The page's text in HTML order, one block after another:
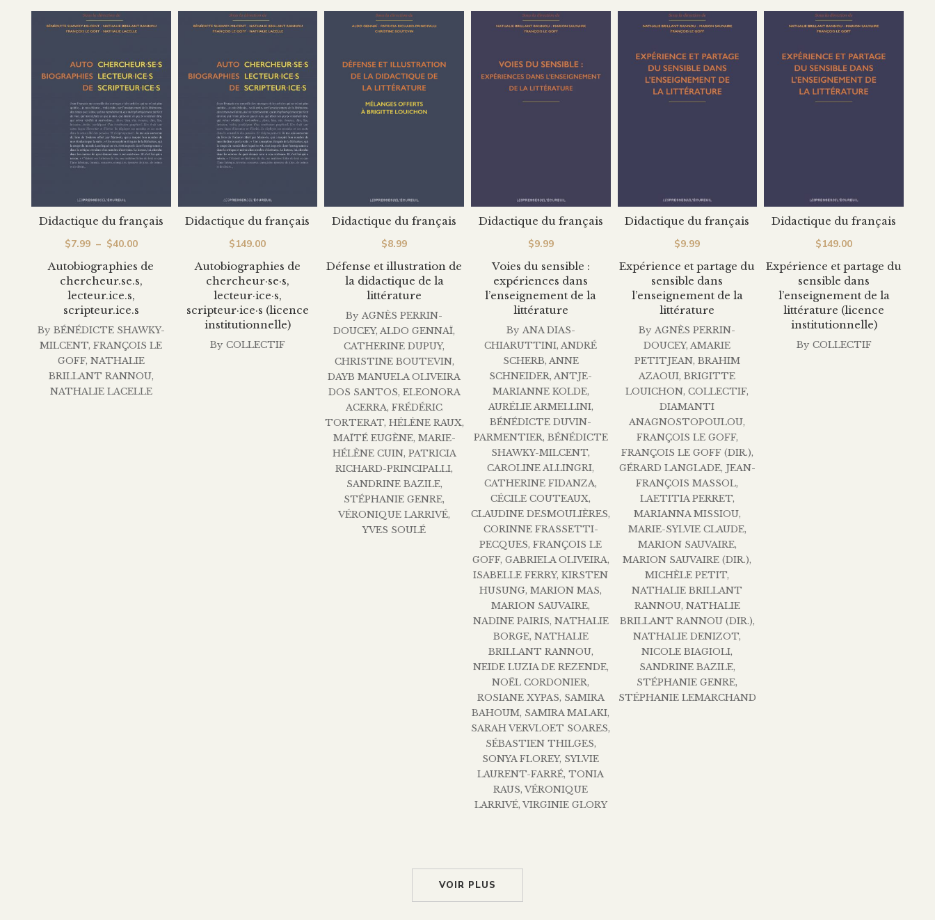
Autobiographies de
chercheur.se.s,
lecteur.ice.s,
scripteur.ice.s
Didactique du français
$7.99 – $40.00Plage
de
prix :
$40.00
By BÉNÉDICTE SHAWKY-
MILCENT,FRANÇOIS LE
GOFF, NATHALIE
BRILLANT RANNOU,
NATHALIE LACELLE
Autobiographies de
chercheur·se·s,
lecteur·ice·s,
scripteur·ice·s (licence
institutionnelle)
Didactique du français
$149.00
By COLLECTIF
Défense et illustration de
la didactique de la
littérature
Didactique du français
$8.99
By AGNÈS PERRIN-
DOUCEY,ALDO GENNAÏ,
CATHERINE DUPUY,
CHRISTINE BOUTEVIN,
DAYB MANUELA OLIVEIRA
DOS SANTOS, ELEONORA
ACERRA,FRÉDÉRIC
TORTERAT, HÉLÈNE RAUX,
MAÏTÉ EUGÈNE, MARIE-
HÉLÈNE CUIN, PATRICIA
RICHARD-PRINCIPALLI,
SANDRINE BAZILE,
STÉPHANIE GENRE,
VÉRONIQUE LARRIVÉ,
YVES SOULÉ
Voies du sensible :
expériences dans
l’enseignement de la
littérature
Didactique du français
$9.99
By ANA DIAS-
CHIARUTTINI,ANDRÉ
SCHERB, ANNE
SCHNEIDER,ANTJE-
MARIANNE KOLDE,
AURÉLIE ARMELLINI,
BÉNÉDICTE DUVIN-
PARMENTIER, BÉNÉDICTE
SHAWKY-MILCENT,
CAROLINE ALLINGRI,
CATHERINE FIDANZA,
CÉCILE COUTEAUX,
CLAUDINE DESMOULIÈRES,
CORINNE FRASSETTI-
PECQUES,FRANÇOIS LE
GOFF, GABRIELA OLIVEIRA,
ISABELLE FERRY,KIRSTEN
HUSUNG,MARION MAS,
MARION SAUVAIRE,
NADINE PAIRIS, NATHALIE
BORGE, NATHALIE
BRILLANT RANNOU,
NEIDE LUZIA DE REZENDE,
NOËL CORDONIER,
ROSIANE XYPAS, SAMIRA
BAHOUM, SAMIRA MALAKI,
SARAH VERVLOET SOARES,
SÉBASTIEN THILGES,
SONYA FLOREY, SYLVIE
LAURENT-FARRÉ,TONIA
RAUS,VÉRONIQUE
LARRIVÉ, VIRGINIE GLORY
Expérience et partage du
sensible dans
l’enseignement de la
littérature
Didactique du français
$9.99
By AGNÈS PERRIN-
DOUCEY,AMARIE
PETITJEAN, BRAHIM
AZAOUI,BRIGITTE
LOUICHON,COLLECTIF,
DIAMANTI
ANAGNOSTOPOULOU,
FRANÇOIS LE GOFF,
FRANÇOIS LE GOFF (DIR.),
GÉRARD LANGLADE, JEAN-
FRANÇOIS MASSOL,
LAETITIA PERRET,
MARIANNA MISSIOU,
MARIE-SYLVIE CLAUDE,
MARION SAUVAIRE,
MARION SAUVAIRE (DIR.),
MICHÈLE PETIT,
NATHALIE BRILLANT
RANNOU, NATHALIE
BRILLANT RANNOU (DIR.),
NATHALIE DENIZOT,
NICOLE BIAGIOLI,
SANDRINE BAZILE,
STÉPHANIE GENRE,
STÉPHANIE LEMARCHAND
Expérience et partage du
sensible dans
l’enseignement de la
littérature (licence
institutionnelle)
Didactique du français
$149.00
By COLLECTIF
VOIR PLUS